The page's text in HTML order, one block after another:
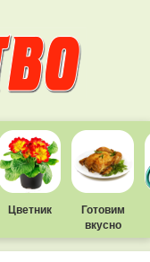
Цветник
Готовим
вкусно